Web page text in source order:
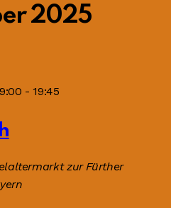
2025
- 19:45
zur Fürther